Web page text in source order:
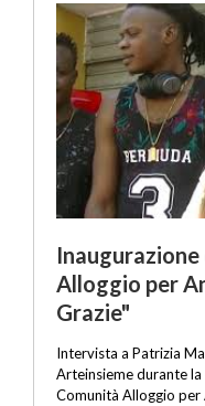
Alloggio per
Grazie"
Intervista a Patrizia
Arteinsieme durante
Comunità Alloggio per